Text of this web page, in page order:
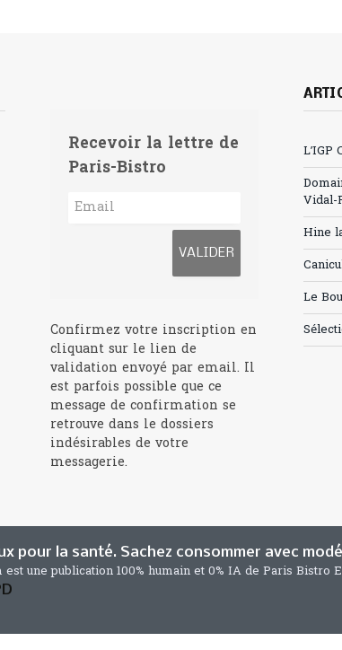
Recevoir la lettre de
Paris-Bistro
Confirmez votre inscription en
cliquant sur le lien de
validation envoyé par email. Il
est parfois possible que ce
message de confirmation se
retrouve dans le dossiers
indésirables de votre
messagerie.
Vidal-
Hine
Le
pour la santé. Sachez consommer avec
une publication 100% humain et 0% IA de Paris Bistro